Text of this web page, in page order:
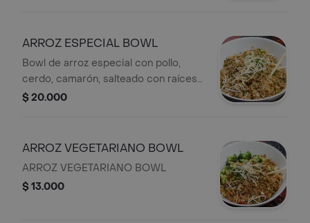
ARROZ ESPECIAL BOWL
Bowl de arroz especial con pollo,
cerdo, camarón, salteado con raíces
chinas y cebollín.
$ 20.000
ARROZ VEGETARIANO BOWL
ARROZ VEGETARIANO BOWL
$ 13.000